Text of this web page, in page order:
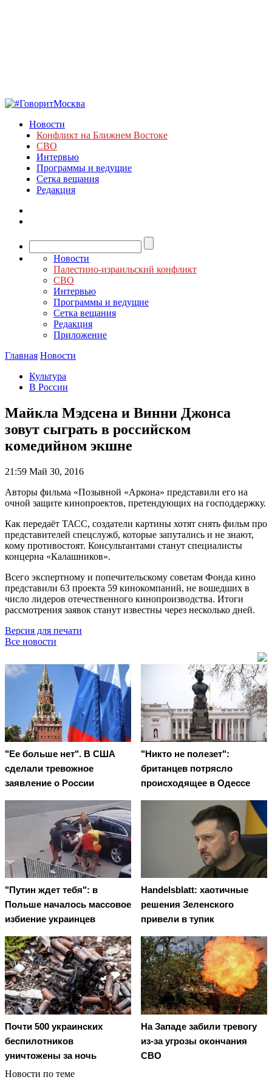
Новости
Конфликт на Ближнем Востоке
СВО
Интервью
Программы и ведущие
Сетка вещания
Редакция
Новости
Палестино-израильский конфликт
СВО
Интервью
Программы и ведущие
Сетка вещания
Редакция
Приложение
Главная Новости
Культура
В России
Майкла Мэдсена и Винни Джонса
зовут сыграть в российском
комедийном экшне
21:59 Май 30, 2016
Авторы фильма «Позывной «Аркона» представили его на
очной защите кинопроектов, претендующих на господдержку.
Как передаёт ТАСС, создатели картины хотят снять фильм про
представителей спецслужб, которые запутались и не знают,
кому противостоят. Консультантами станут специалисты
концерна «Калашников».
Всего экспертному и попечительскому советам Фонда кино
представили 63 проекта 59 кинокомпаний, не вошедших в
число лидеров отечественного кинопроизводства. Итоги
рассмотрения заявок станут известны через несколько дней.
Версия для печати
Все новости
"Ее больше нет". В США
сделали тревожное
заявление о России
"Никто не полезет":
британцев потрясло
происходящее в Одессе
"Путин ждет тебя": в
Польше началось массовое
избиение украинцев
Handelsblatt: хаотичные
решения Зеленского
привели в тупик
Почти 500 украинских
беспилотников
уничтожены за ночь
На Западе забили тревогу
из-за угрозы окончания
СВО
Новости по теме